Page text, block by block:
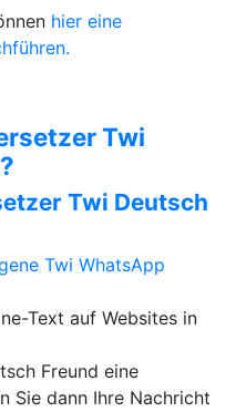
hier eine
Twi
Twi Deutsch
Twi WhatsApp
Text auf Websites in
Freund eine
Sie dann Ihre Nachricht